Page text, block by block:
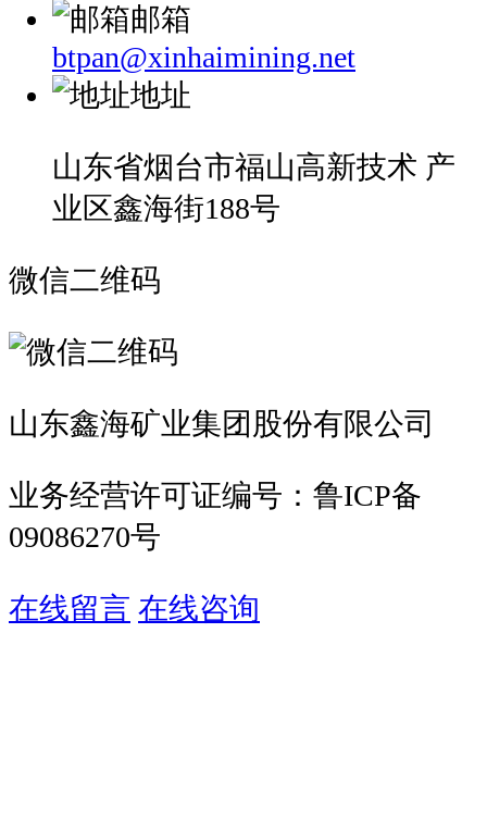
邮箱
btpan@xinhaimining.net
地址
山东省烟台市福山高新技术 产
业区鑫海街188号
微信二维码
山东鑫海矿业集团股份有限公司
业务经营许可证编号：鲁ICP备
09086270号
在线留言 在线咨询